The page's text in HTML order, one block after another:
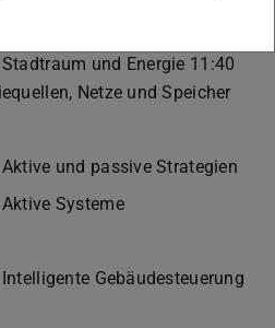
und Energie 11:40
Netze und Speicher
und passive Strategien
Systeme
Gebäudesteuerung